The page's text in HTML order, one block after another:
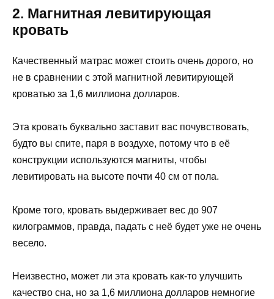
2. Магнитная левитирующая
кровать
Качественный матрас может стоить очень дорого, но
не в сравнении с этой магнитной левитирующей
кроватью за 1,6 миллиона долларов.
Эта кровать буквально заставит вас почувствовать,
будто вы спите, паря в воздухе, потому что в её
конструкции используются магниты, чтобы
левитировать на высоте почти 40 см от пола.
Кроме того, кровать выдерживает вес до 907
килограммов, правда, падать с неё будет уже не очень
весело.
Неизвестно, может ли эта кровать как-то улучшить
качество сна, но за 1,6 миллиона долларов немногие